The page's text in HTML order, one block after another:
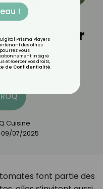
le soir
?
Cuisine
09/07/2025
tomates font partie des
!
Prisma Players
des offres
vous
intégré
et exercer vos droits,
de Confidentialité.